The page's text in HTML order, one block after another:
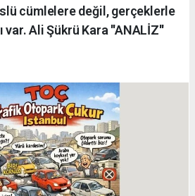
cümlelere değil, gerçeklerle
var. Ali Şükrü Kara ''ANALİZ''